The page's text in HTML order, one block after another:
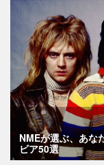
NMEが選ぶ、あな
ビア50選